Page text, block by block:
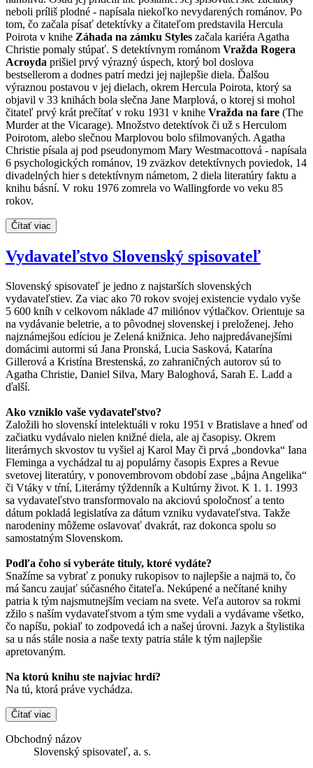
neboli príliš plodné - napísala niekoľko nevydarených románov. Po
tom, čo začala písať detektívky a čitateľom predstavila Hercula
Poirota v knihe Záhada na zámku Styles začala kariéra Agatha
Christie pomaly stúpať. S detektívnym románom Vražda Rogera
Acroyda prišiel prvý výrazný úspech, ktorý bol doslova
bestsellerom a dodnes patrí medzi jej najlepšie diela. Ďalšou
výraznou postavou v jej dielach, okrem Hercula Poirota, ktorý sa
objavil v 33 knihách bola slečna Jane Marplová, o ktorej si mohol
čitateľ prvý krát prečítať v roku 1931 v knihe Vražda na fare (The
Murder at the Vicarage). Množstvo detektívok či už s Herculom
Poirotom, alebo slečnou Marplovou bolo sfilmovaných. Agatha
Christie písala aj pod pseudonymom Mary Westmacottová - napísala
6 psychologických románov, 19 zväzkov detektívnych poviedok, 14
divadelných hier s detektívnym námetom, 2 diela literatúry faktu a
knihu básní. V roku 1976 zomrela vo Wallingforde vo veku 85
rokov.
Čítať viac
Vydavateľstvo Slovenský spisovateľ
Slovenský spisovateľ je jedno z najstarších slovenských
vydavateľstiev. Za viac ako 70 rokov svojej existencie vydalo vyše
5 600 kníh v celkovom náklade 47 miliónov výtlačkov. Orientuje sa
na vydávanie beletrie, a to pôvodnej slovenskej i preloženej. Jeho
najznámejšou edíciou je Zelená knižnica. Jeho najpredávanejšími
domácimi autormi sú Jana Pronská, Lucia Sasková, Katarína
Gillerová a Kristína Brestenská, zo zahraničných autorov sú to
Agatha Christie, Daniel Silva, Mary Baloghová, Sarah E. Ladd a
ďalší.
Ako vzniklo vaše vydavateľstvo?
Založili ho slovenskí intelektuáli v roku 1951 v Bratislave a hneď od
začiatku vydávalo nielen knižné diela, ale aj časopisy. Okrem
literárnych skvostov tu vyšiel aj Karol May či prvá „bondovka“ Iana
Fleminga a vychádzal tu aj populárny časopis Expres a Revue
svetovej literatúry, v ponovembrovom období zase „bájna Angelika“
či Vtáky v tŕní, Literárny týždenník a Kultúrny život. K 1. 1. 1993
sa vydavateľstvo transformovalo na akciovú spoločnosť a tento
dátum pokladá legislatíva za dátum vzniku vydavateľstva. Takže
narodeniny môžeme oslavovať dvakrát, raz dokonca spolu so
samostatným Slovenskom.
Podľa čoho si vyberáte tituly, ktoré vydáte?
Snažíme sa vybrať z ponuky rukopisov to najlepšie a najmä to, čo
má šancu zaujať súčasného čitateľa. Nekúpené a nečítané knihy
patria k tým najsmutnejším veciam na svete. Veľa autorov sa rokmi
zžilo s naším vydavateľstvom a tým sme vydali a vydávame všetko,
čo napíšu, pokiaľ to zodpovedá ich a našej úrovni. Jazyk a štylistika
sa u nás stále nosia a naše texty patria stále k tým najlepšie
apretovaným.
Na ktorú knihu ste najviac hrdí?
Na tú, ktorá práve vychádza.
Čítať viac
Obchodný názov
Slovenský spisovateľ, a. s.